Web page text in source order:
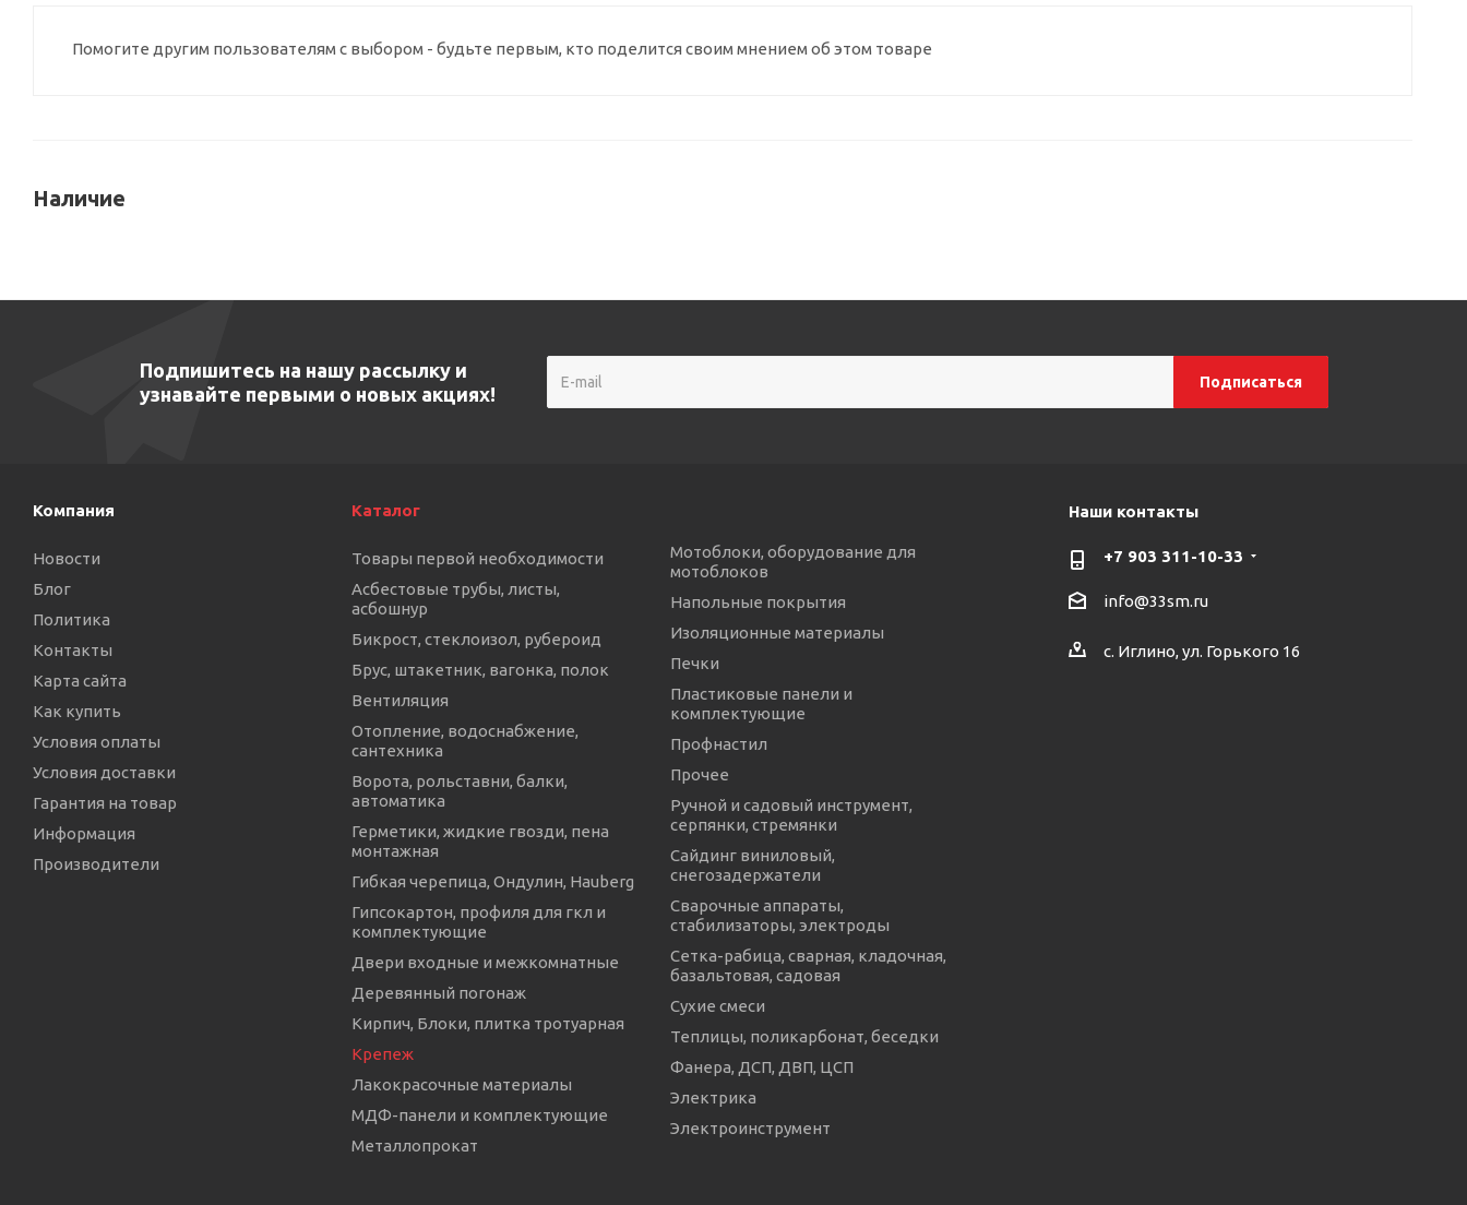
Помогите другим пользователям с выбором - будьте первым, кто поделится своим мнением об этом товаре
Наличие
Подпишитесь на нашу рассылку и
узнавайте первыми о новых акциях!
Компания
Новости
Блог
Политика
Контакты
Карта сайта
Как купить
Условия оплаты
Условия доставки
Гарантия на товар
Информация
Производители
Каталог
Товары первой необходимости
Асбестовые трубы, листы,
асбошнур
Бикрост, стеклоизол, рубероид
Брус, штакетник, вагонка, полок
Вентиляция
Отопление, водоснабжение,
сантехника
Ворота, рольставни, балки,
автоматика
Герметики, жидкие гвозди, пена
монтажная
Гибкая черепица, Ондулин, Hauberg
Гипсокартон, профиля для гкл и
комплектующие
Двери входные и межкомнатные
Деревянный погонаж
Кирпич, Блоки, плитка тротуарная
Крепеж
Лакокрасочные материалы
МДФ-панели и комплектующие
Металлопрокат
Мотоблоки, оборудование для
мотоблоков
Напольные покрытия
Изоляционные материалы
Печки
Пластиковые панели и
комплектующие
Профнастил
Прочее
Ручной и садовый инструмент,
серпянки, стремянки
Сайдинг виниловый,
снегозадержатели
Сварочные аппараты,
стабилизаторы, электроды
Сетка-рабица, сварная, кладочная,
базальтовая, садовая
Сухие смеси
Теплицы, поликарбонат, беседки
Фанера, ДСП, ДВП, ЦСП
Электрика
Электроинструмент
Наши контакты
+7 903 311-10-33
info@33sm.ru
с. Иглино, ул. Горького 16